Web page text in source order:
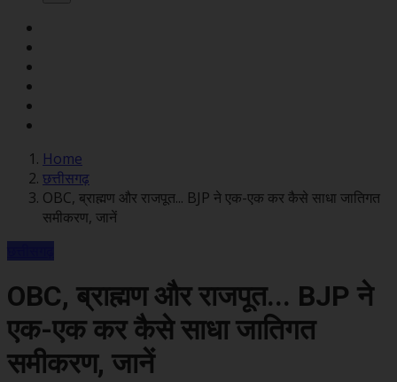
Home
छत्तीसगढ़
OBC, ब्राह्मण और राजपूत... BJP ने एक-एक कर कैसे साधा जात‍िगत
समीकरण, जानें
OBC, ब्राह्मण और राजपूत... BJP ने
एक-एक कर कैसे साधा जात‍िगत
समीकरण, जानें